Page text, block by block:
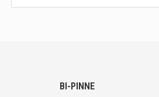
ultime
BI-PINNE